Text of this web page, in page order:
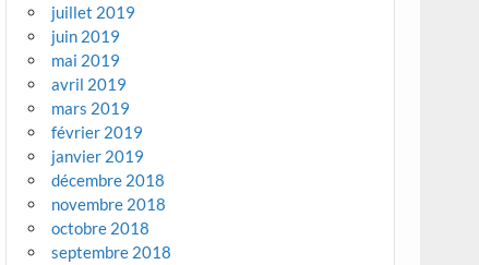
juillet 2019
juin 2019
mai 2019
avril 2019
mars 2019
février 2019
janvier 2019
décembre 2018
novembre 2018
octobre 2018
septembre 2018